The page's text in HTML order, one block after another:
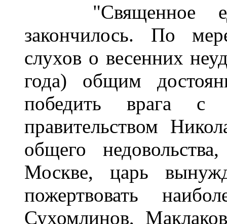
"Священное
закончилось. По
слухов о весенних
года) общим
победить врага с
правительством
общего
Москве, царь
пожертвовать
Сухомлинов,